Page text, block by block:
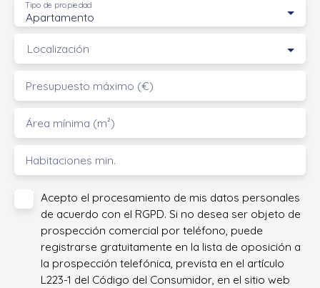
Apartamento
Tipo de propiedad
Localización
Presupuesto máximo (€)
Área mínima (m²)
Habitaciones min.
Acepto el procesamiento de mis datos personales
de acuerdo con el RGPD. Si no desea ser objeto de
prospección comercial por teléfono, puede
registrarse gratuitamente en la lista de oposición a
la prospección telefónica, prevista en el artículo
L223-1 del Código del Consumidor, en el sitio web